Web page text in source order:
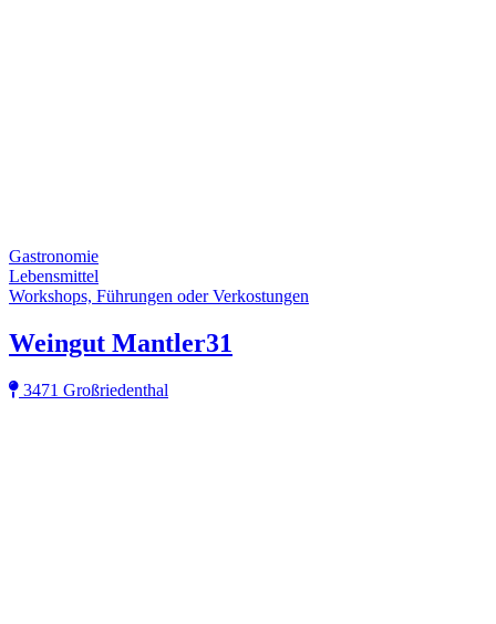
Gastronomie
Lebensmittel
Workshops, Führungen oder Verkostungen
Weingut Mantler31
3471 Großriedenthal